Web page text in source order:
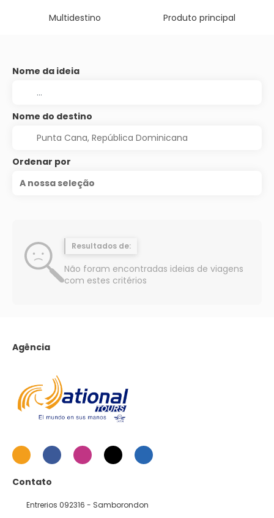
Multidestino
Produto principal
Nome da ideia
Nome do destino
Ordenar por
A nossa seleção
Resultados de:
Não foram encontradas ideias de viagens
com estes critérios
Agência
Contato
Entrerios 092316 - Samborondon